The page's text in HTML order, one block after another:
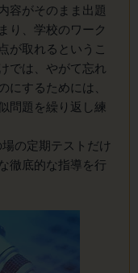
容がそのまま出題
り、学校のワーク
が取れるというこ
では、やがて忘れ
にするためには、
問題を繰り返し練
の定期テストだけ
徹底的な指導を行